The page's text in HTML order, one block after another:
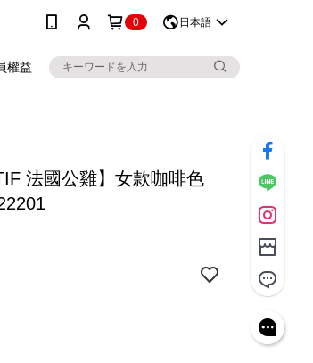
0 日本語
權益
法國公雞】女款咖啡色